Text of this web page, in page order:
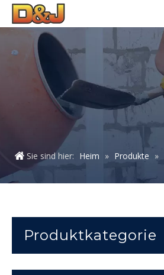
Sie sind hier: Heim » Produkte »
Produktkategorie